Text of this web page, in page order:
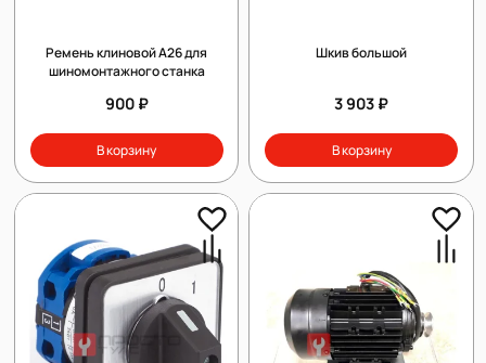
Ремень клиновой А26 для
шиномонтажного станка
900 ₽
В корзину
Шкив большой
3 903 ₽
В корзину